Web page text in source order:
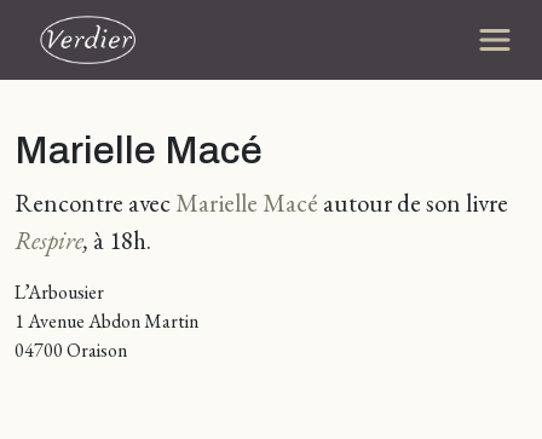
Marielle Macé
Rencontre avecMarielle Macé autour de son livre
Respire, à 18h.
L’Arbousier
1 Avenue Abdon Martin
04700 Oraison